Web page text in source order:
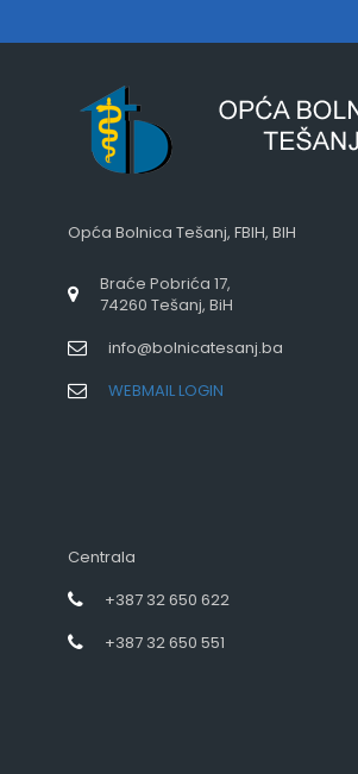
Opća Bolnica Tešanj, FBIH, BIH
Braće Pobrića 17,
74260 Tešanj, BiH
info@bolnicatesanj.ba
WEBMAIL LOGIN
Centrala
+387 32 650 622
+387 32 650 551